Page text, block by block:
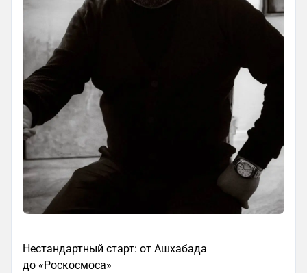
Нестандартный старт: от Ашхабада
до «Роскосмоса»